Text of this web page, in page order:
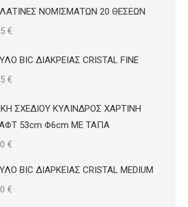
ΝΟΜΙΣΜΑΤΩΝ 20 ΘΕΣΕΩΝ
€
BIC ΔΙΑΚΡΕΙΑΣ CRISTAL FINE
€
ΣΧΕΔΙΟΥ ΚΥΛΙΝΔΡΟΣ ΧΑΡΤΙΝΗ
53cm Φ6cm ΜΕ ΤΑΠΑ
€
BIC ΔΙΑΡΚΕΙΑΣ CRISTAL MEDIUM
€